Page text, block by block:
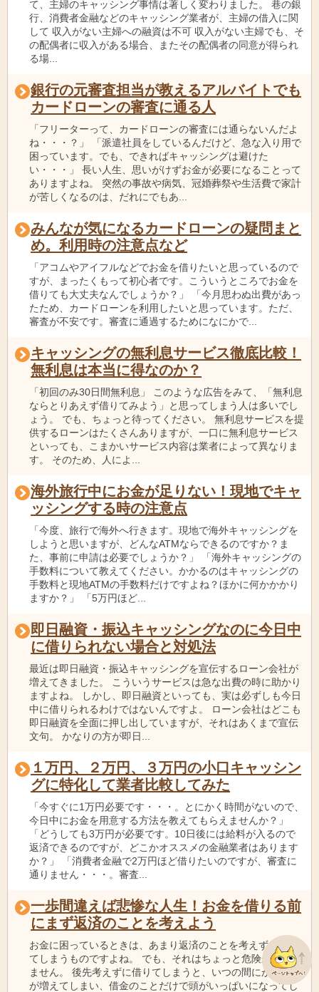
て、主婦のキャッシング事情は著しく変わりました。 巷の銀
行、消費者金融などのキャッシング業者が、主婦の借入に関
して 収入がない主婦への融資は不可 収入がない主婦でも、そ
の配偶者に収入がある場合、またその配偶者の同意が得られ
る場...
銀行の元審査担当が教えるアルバイトでも
カードローンの審査に通る人
「フリーターって、カードローンの審査には通らないんだよ
ね・・・？」 「派遣社員をしているんだけど、急な入り用で
困っています。でも、できればキャッシングは避けた
い・・・」 長い人生、思いがけずお金が必要になることって
ありますよね。 突然の事故や病気、冠婚葬祭や生活費で家計
が苦しくなるのは、だれにでもあ...
みんなが気になるカードローンの疑問まと
め。利用時の注意点など
「アコムやアイフルなどでお金を借りたいと思っているので
すが、まったくもって初心者です。こういうところでお金を
借りても大丈夫なんでしょうか？」 「今月思わぬ出費があっ
たため、カードローンを利用したいと思っています。ただ、
審査が不安です。審査に通過するためになにかで...
キャッシングの無利息サービス徹底比較！
無利息は本当に得なのか？
「初回のみ30日間無利息」 このような広告をみて、「無利息
ならとりあえず借りてみよう」と思ってしまう人は多いでし
ょう。 でも、ちょっと待ってください。 無利息サービスを提
供するローンはたくさんありますが、一口に無利息サービス
といっても、こまかいサービス内容は業者によって異なりま
す。 そのため、人によ...
海外旅行中にお金が足りない！現地でキャ
ッシングする時の注意点
「今度、旅行で海外へ行きます。現地で海外キャッシングを
しようと思いますが、どんなATMならできるのですか？ま
た、事前に申請は必要でしょうか？」 「海外キャッシングの
手数料について教えてください。かかるのはキャッシングの
手数料と現地ATMの手数料だけですよね？ほかに何かかかり
ますか？」 「5万円ほど...
即日融資・振込キャッシングなのに今日中
に借りられない場合と対処法
最近は即日融資・振込キャッシングを宣伝するローン会社が
増えてきました。 こういうサービスは急な出費の時に助かり
ますよね。 しかし、即日融資といっても、実は必ずしも今日
中に借りられるわけではないんですよ。 ローン会社はどこも
即日融資を全面に押し出していますが、それはあくまで宣伝
文句。 かなりの方が即日...
１万円、２万円、３万円の小口キャッシン
グに特化して業者比較してみた
「今すぐに1万円必要です・・・。とにかく時間がないので、
今日中にお金を用意する方法を教えてもらえませんか？」
「どうしても3万円が必要です。10日後には給料が入るので
返済できるのですが、どこかオススメの金融業者はあります
か？」 「消費者金融で2万円ほど借りたいのですが、審査に
通りません・・・。審査...
一歩間違えば悲惨な人生！お金を借りる前
にまず返済のことを考えよう
お金に困っているときは、あまり返済のことを考えずに借り
てしまうものですよね。 でも、それはちょっと危険かもしれ
ません。 後先考えずに借りてしまうと、いつの間にか借入れ
が増えてしまい、借金のことだけで頭がいっぱいになってし